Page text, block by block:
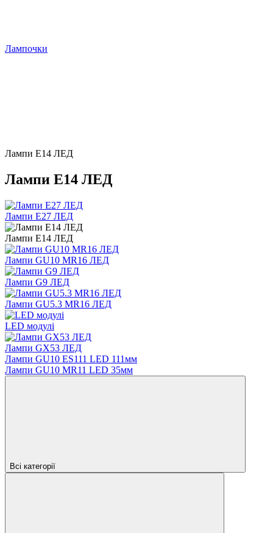
Лампочки
Лампи E14 ЛЕД
Лампи E14 ЛЕД
Лампи E27 ЛЕД
Лампи E14 ЛЕД
Лампи GU10 MR16 ЛЕД
Лампи G9 ЛЕД
Лампи GU5.3 MR16 ЛЕД
LED модулі
Лампи GX53 ЛЕД
Лампи GU10 ES111 LED 111мм
Лампи GU10 MR11 LED 35мм
Всі категорії